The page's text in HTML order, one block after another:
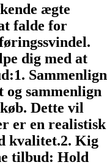
ægte
falde for
dig med at
Sammenlign
sammenlign
Dette vil
er en realistisk
kvalitet.2. Kig
tilbud: Hold